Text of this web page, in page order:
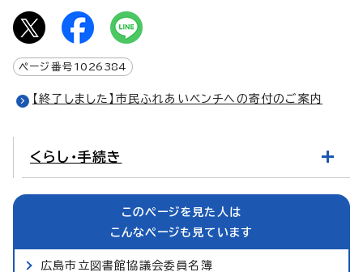
ページ番号 1026384
【終了しました】市民ふれあいベンチへの寄付のご案内
くらし・手続き
このページを見た人は
こんなページも見ています
広島市立図書館協議会委員名簿